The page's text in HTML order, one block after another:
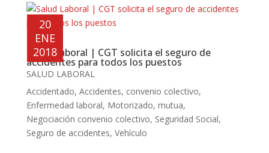
Salud Laboral | CGT solicita el seguro de
accidentes para todos los puestos
20
ENE
2018
SALUD LABORAL
Accidentado, Accidentes, convenio colectivo,
Enfermedad laboral, Motorizado, mutua,
Negociación convenio colectivo, Seguridad Social,
Seguro de accidentes, Vehículo